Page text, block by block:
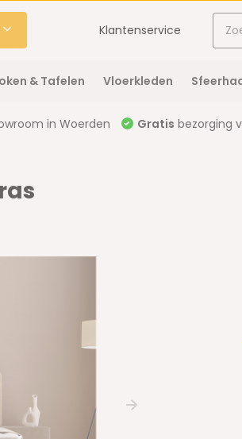
Klantenservice
& Tafelen Vloerkleden
in Woerden Gratis bezorging